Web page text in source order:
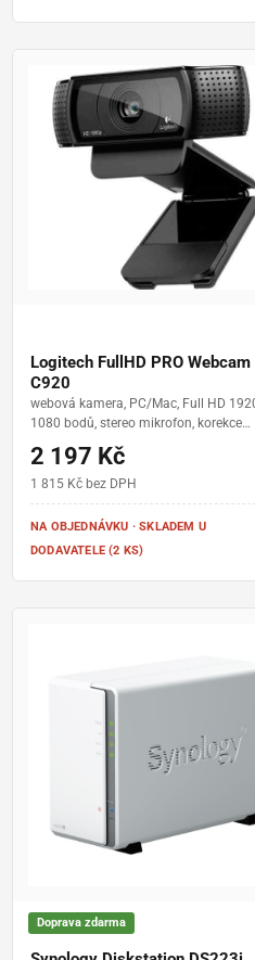
Logitech FullHD PRO Webcam
C920
webová kamera, PC/Mac, Full HD
1080 bodů, stereo mikrofon, korekce
slabšího osvětlení, USB
2 197 Kč
1 815 Kč bez DPH
NA OBJEDNÁVKU · SKLADEM U
DODAVATELE (2 KS)
Doprava zdarma